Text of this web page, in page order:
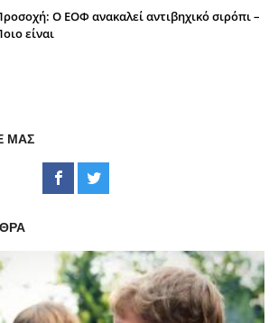
Ο ΕΟΦ ανακαλεί αντιβηχικό σιρόπι –
είναι
ΜΑΣ